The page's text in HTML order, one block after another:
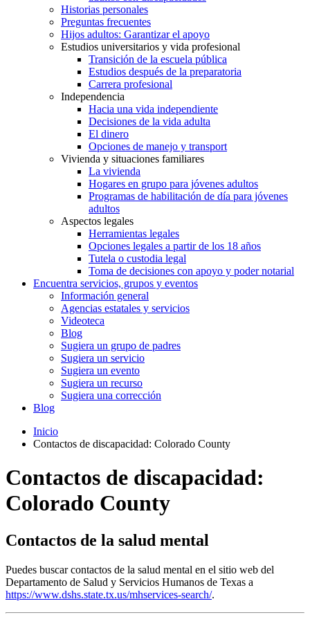
Historias personales
Preguntas frecuentes
Hijos adultos: Garantizar el apoyo
Estudios universitarios y vida profesional
Transición de la escuela pública
Estudios después de la preparatoria
Carrera profesional
Independencia
Hacia una vida independiente
Decisiones de la vida adulta
El dinero
Opciones de manejo y transport
Vivienda y situaciones familiares
La vivienda
Hogares en grupo para jóvenes adultos
Programas de habilitación de día para jóvenes
adultos
Aspectos legales
Herramientas legales
Opciones legales a partir de los 18 años
Tutela o custodia legal
Toma de decisiones con apoyo y poder notarial
Encuentra servicios, grupos y eventos
Información general
Agencias estatales y servicios
Videoteca
Blog
Sugiera un grupo de padres
Sugiera un servicio
Sugiera un evento
Sugiera un recurso
Sugiera una corrección
Blog
Inicio
Contactos de discapacidad: Colorado County
Contactos de discapacidad:
Colorado County
Contactos de la salud mental
Puedes buscar contactos de la salud mental en el sitio web del
Departamento de Salud y Servicios Humanos de Texas a
https://www.dshs.state.tx.us/mhservices-search/.